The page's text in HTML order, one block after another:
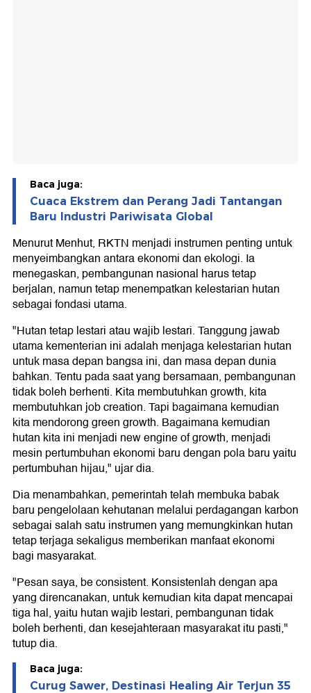
Baca juga:
Cuaca Ekstrem dan Perang Jadi Tantangan
Baru Industri Pariwisata Global
Menurut Menhut, RKTN menjadi instrumen penting untuk
menyeimbangkan antara ekonomi dan ekologi. Ia
menegaskan, pembangunan nasional harus tetap
berjalan, namun tetap menempatkan kelestarian hutan
sebagai fondasi utama.
"Hutan tetap lestari atau wajib lestari. Tanggung jawab
utama kementerian ini adalah menjaga kelestarian hutan
untuk masa depan bangsa ini, dan masa depan dunia
bahkan. Tentu pada saat yang bersamaan, pembangunan
tidak boleh berhenti. Kita membutuhkan growth, kita
membutuhkan job creation. Tapi bagaimana kemudian
kita mendorong green growth. Bagaimana kemudian
hutan kita ini menjadi new engine of growth, menjadi
mesin pertumbuhan ekonomi baru dengan pola baru yaitu
pertumbuhan hijau," ujar dia.
Dia menambahkan, pemerintah telah membuka babak
baru pengelolaan kehutanan melalui perdagangan karbon
sebagai salah satu instrumen yang memungkinkan hutan
tetap terjaga sekaligus memberikan manfaat ekonomi
bagi masyarakat.
"Pesan saya, be consistent. Konsistenlah dengan apa
yang direncanakan, untuk kemudian kita dapat mencapai
tiga hal, yaitu hutan wajib lestari, pembangunan tidak
boleh berhenti, dan kesejahteraan masyarakat itu pasti,"
tutup dia.
Baca juga:
Curug Sawer, Destinasi Healing Air Terjun 35